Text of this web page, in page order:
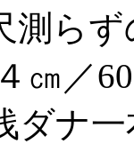
測ら
㎝／
ダナ